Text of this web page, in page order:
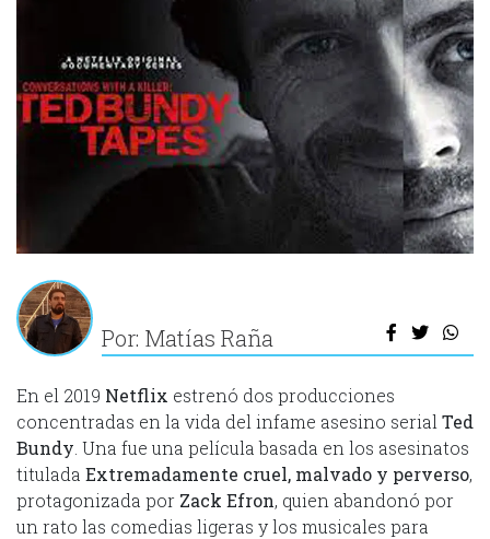
Por: Matías Raña
En el 2019 Netflix estrenó dos producciones
concentradas en la vida del infame asesino serial Ted
Bundy . Una fue una película basada en los asesinatos
titulada Extremadamente cruel, malvado y perverso,
protagonizada por Zack Efron, quien abandonó por
un rato las comedias ligeras y los musicales para